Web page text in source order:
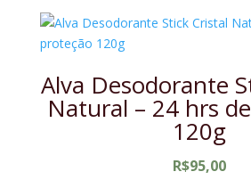
Alva Desodorante
Natural – 24 hrs
120g
R$95,00